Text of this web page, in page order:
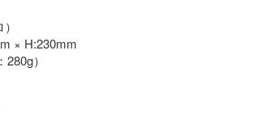
× H:230mm
）